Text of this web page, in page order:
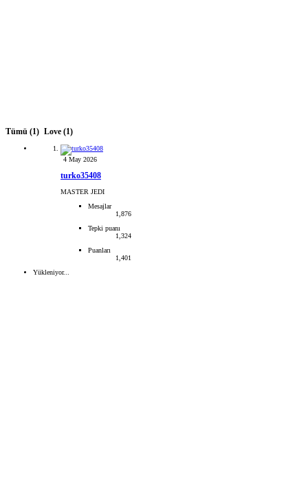
Tümü (1) Love (1)
4 May 2026
turko35408
MASTER JEDI
Mesajlar
1,876
Tepki puanı
1,324
Puanları
1,401
Yükleniyor...